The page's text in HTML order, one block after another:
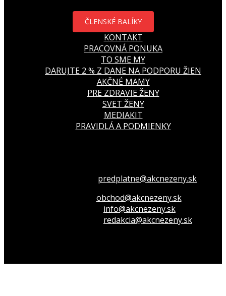
ČLENSKÉ BALÍKY
KONTAKT
PRACOVNÁ PONUKA
TO SME MY
DARUJTE 2 % Z DANE NA PODPORU ŽIEN
AKČNÉ MAMY
PRE ZDRAVIE ŽENY
SVET ŽENY
MEDIAKIT
PRAVIDLÁ A PODMIENKY
predplatne@akcnezeny.sk
obchod@akcnezeny.sk
info@akcnezeny.sk
redakcia@akcnezeny.sk